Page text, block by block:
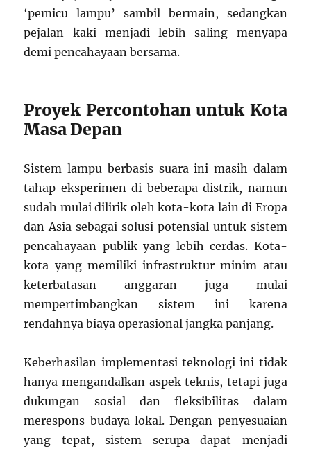
‘pemicu lampu’ sambil bermain, sedangkan
pejalan kaki menjadi lebih saling menyapa
demi pencahayaan bersama.
Proyek Percontohan untuk Kota
Masa Depan
Sistem lampu berbasis suara ini masih dalam
tahap eksperimen di beberapa distrik, namun
sudah mulai dilirik oleh kota-kota lain di Eropa
dan Asia sebagai solusi potensial untuk sistem
pencahayaan publik yang lebih cerdas. Kota-
kota yang memiliki infrastruktur minim atau
keterbatasan anggaran juga mulai
mempertimbangkan sistem ini karena
rendahnya biaya operasional jangka panjang.
Keberhasilan implementasi teknologi ini tidak
hanya mengandalkan aspek teknis, tetapi juga
dukungan sosial dan fleksibilitas dalam
merespons budaya lokal. Dengan penyesuaian
yang tepat, sistem serupa dapat menjadi